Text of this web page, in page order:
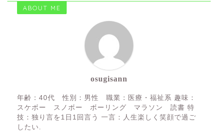
ABOUT ME
osugisann
年齢：40代 性別：男性 職業：医療・福祉系 趣味：
スケボー スノボー ボーリング マラソン 読書 特
技：独り言を1日1回言う 一言：人生楽しく笑顔で過ご
したい.